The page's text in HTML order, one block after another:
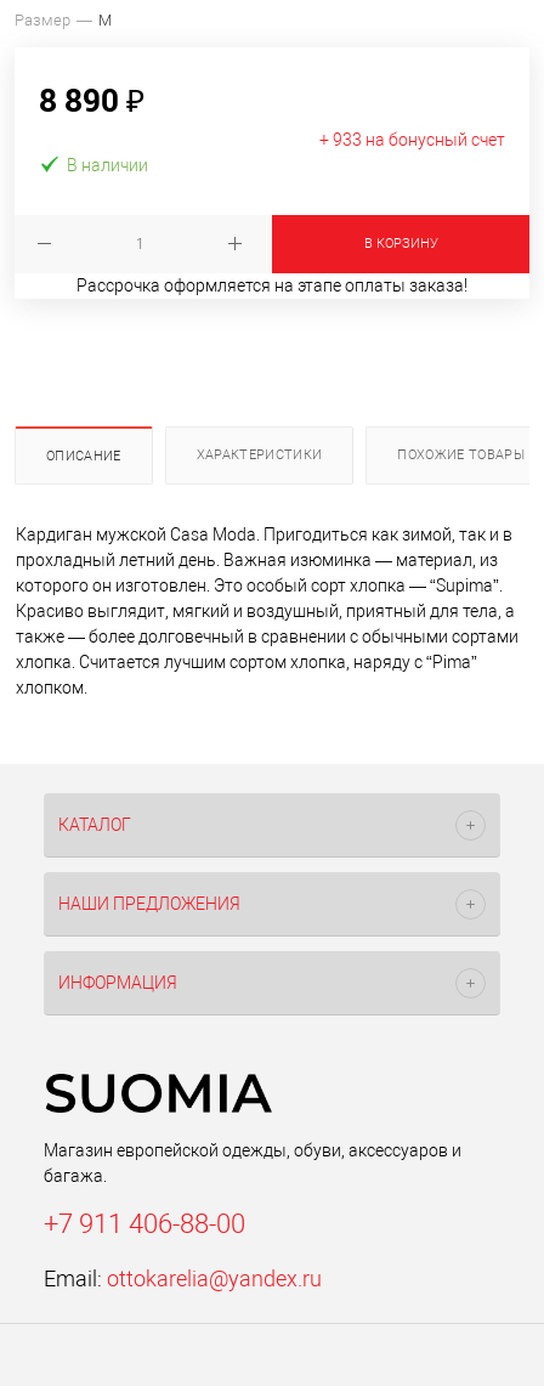
Размер
M
8 890 ₽
+ 933 на бонусный счет
В наличии
В КОРЗИНУ
Рассрочка оформляется на этапе оплаты заказа!
ОПИСАНИЕ ХАРАКТЕРИСТИКИ ПОХОЖИЕ ТОВАРЫ
Кардиган мужской Casa Moda. Пригодиться как зимой, так и в
прохладный летний день. Важная изюминка — материал, из
которого он изготовлен. Это особый сорт хлопка — “Supima”.
Красиво выглядит, мягкий и воздушный, приятный для тела, а
также — более долговечный в сравнении с обычными сортами
хлопка. Считается лучшим сортом хлопка, наряду с “Pima”
хлопком.
КАТАЛОГ
НАШИ ПРЕДЛОЖЕНИЯ
ИНФОРМАЦИЯ
Магазин европейской одежды, обуви, аксессуаров и
багажа.
+7 911 406-88-00
Email: ottokarelia@yandex.ru